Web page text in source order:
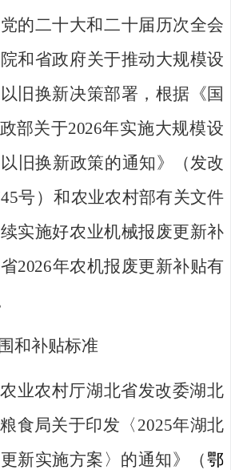
的二十大和二十届 历次全会
和省政府关于推动大规模设
旧换新决策部署， 根据 《国
部关于2026年实施大规模设
旧换新政策的通知》（发改
号）和农业农村部有关文件
实施好农业机械报废更新补
2026年农机报废更新补贴有
和补贴标准
业农村厅湖北省发改委湖北
食局关于印发 〈 2025年湖北
新实施方案 〉 的通知》（鄂